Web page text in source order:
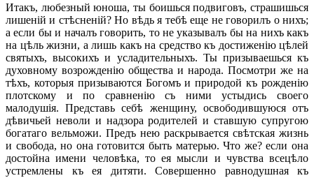
Итакъ, любезный юноша, ты боишься подвиговъ, страшишься
лишеній и стѣсненій? Но вѣдь я тебѣ еще не говорилъ о нихъ;
а если бы и началъ говорить, то не указывалъ бы на нихъ какъ
на цѣль жизни, а лишь какъ на средство къ достиженію цѣлей
святыхъ, высокихъ и усладительныхъ. Ты призываешься къ
духовному возрожденію общества и народа. Посмотри же на
тѣхъ, которыя призываются Богомъ и природой къ рожденію
плотскому и по сравненію съ ними устыдись своего
малодушія. Представь себѣ женщину, освободившуюся отъ
дѣвичьей неволи и надзора родителей и ставшую супругою
богатаго вельможи. Предъ нею раскрывается свѣтская жизнь
и свобода, но она готовится быть матерью. Что же? если она
достойна имени человѣка, то ея мысли и чувства всецѣло
устремлены къ ея дитяти. Совершенно равнодушная къ